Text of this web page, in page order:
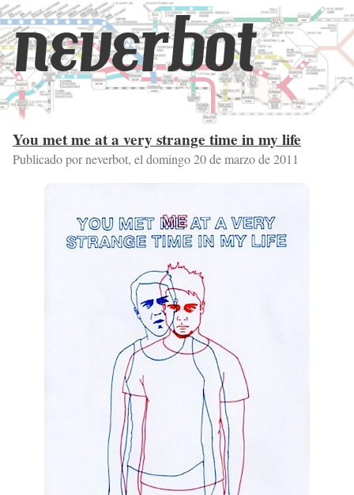
neverbot
You met me at a very strange time in my life
Publicado por neverbot, el domingo 20 de marzo de 2011